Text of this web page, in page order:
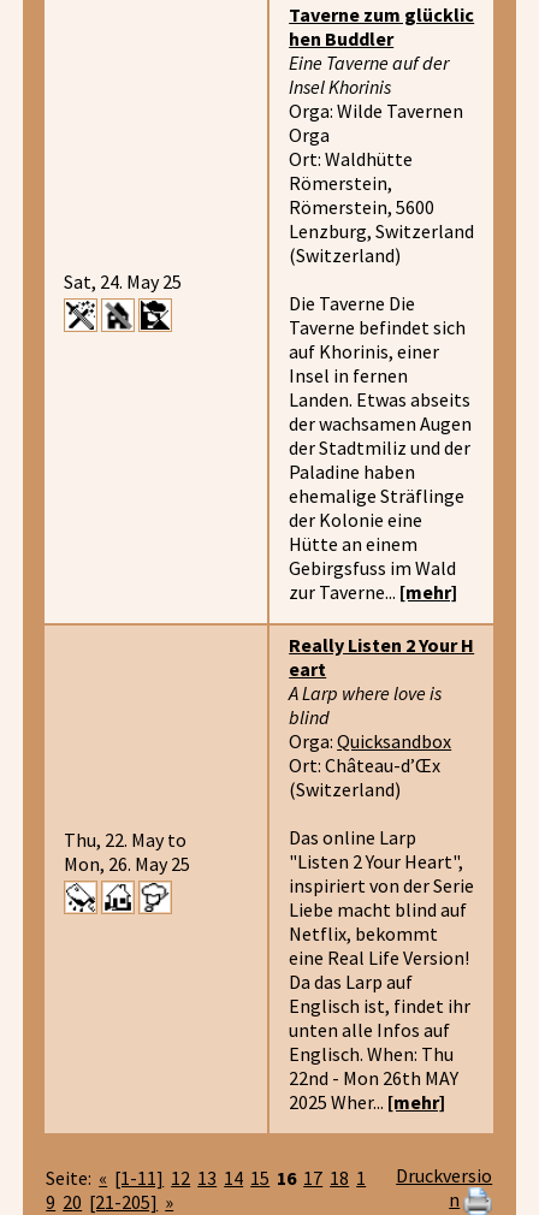
Sat, 24. May 25
Taverne zum glücklic
hen Buddler
Eine Taverne auf der
Insel Khorinis
Orga: Wilde Tavernen
Orga
Ort: Waldhütte
Römerstein,
Römerstein, 5600
Lenzburg, Switzerland
(Switzerland)
Die Taverne Die
Taverne befindet sich
auf Khorinis, einer
Insel in fernen
Landen. Etwas abseits
der wachsamen Augen
der Stadtmiliz und der
Paladine haben
ehemalige Sträflinge
der Kolonie eine
Hütte an einem
Gebirgsfuss im Wald
zur Taverne... [mehr]
Thu, 22. May to
Mon, 26. May 25
Really Listen 2 Your H
eart
A Larp where love is
blind
Orga:Quicksandbox
Ort: Château-d’Œx
(Switzerland)
Das online Larp
"Listen 2 Your Heart",
inspiriert von der Serie
Liebe macht blind auf
Netflix, bekommt
eine Real Life Version!
Da das Larp auf
Englisch ist, findet ihr
unten alle Infos auf
Englisch. When: Thu
22nd - Mon 26th MAY
2025 Wher... [mehr]
Seite: « [1-11] 12 13 14 15 16 17 18 1
9 20 [21-205] »
Druckversio
n